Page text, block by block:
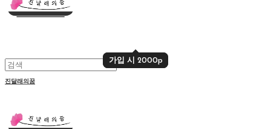
가입 시 2000p
가입 시 2000p
진달래의꿈